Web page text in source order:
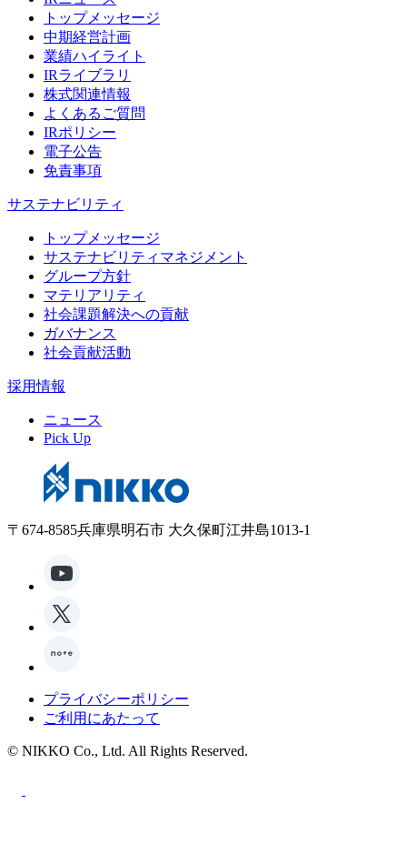
トップメッセージ
中期経営計画
業績ハイライト
IRライブラリ
株式関連情報
よくあるご質問
IRポリシー
電子公告
免責事項
サステナビリティ
トップメッセージ
サステナビリティマネジメント
グループ方針
マテリアリティ
社会課題解決への貢献
ガバナンス
社会貢献活動
採用情報
ニュース
Pick Up
〒674-8585兵庫県明石市 大久保町江井島1013-1
プライバシーポリシー
ご利用にあたって
© NIKKO Co., Ltd. All Rights Reserved.